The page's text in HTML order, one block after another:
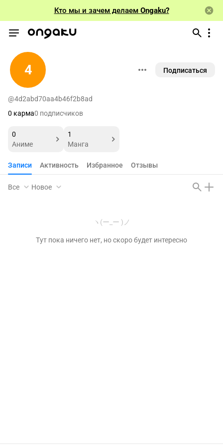
Кто мы и зачем делаем Ongaku?
4 Подписаться
@4d2abd70aa4b46f2b8ad
0 карма0 подписчиков
0
Аниме
1
Манга
Записи Активность Избранное Отзывы
Все Новое
ヽ(ー_ー )ノ
Тут пока ничего нет, но скоро будет интересно